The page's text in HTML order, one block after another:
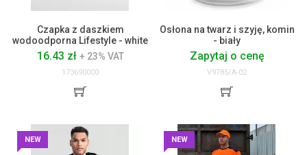
Czapka z daszkiem
wodoodporna Lifestyle - white
16.43 zł + 23% VAT
173690000
Osłona na twarz i szyję, komin
- biały
Zapytaj o cenę
V9785/A-02
NEW NEW